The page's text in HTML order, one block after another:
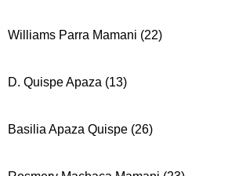
Williams Parra Mamani (22)
D. Quispe Apaza (13)
Basilia Apaza Quispe (26)